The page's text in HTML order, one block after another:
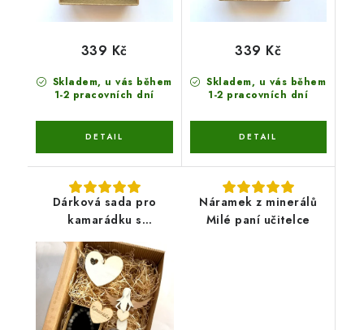
Skladem, u vás během
1-2 pracovních dní
339 Kč
Skladem, u vás během
1-2 pracovních dní
339 Kč
Dárková sada pro
kamarádku s
náramkem z minerálů
Náramek z minerálů
Milé paní učitelce